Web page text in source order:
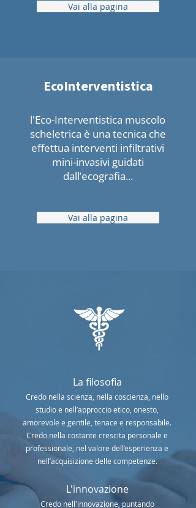
Vai alla pagina
EcoInterventistica
l'Eco-Interventistica muscolo
scheletrica è una tecnica che
effettua interventi infiltrativi
mini-invasivi guidati
dall’ecografia...
Vai alla pagina
La filosofia
Credo nella scienza, nella coscienza, nello
studio e nell’approccio etico, onesto,
amorevole e gentile, tenace e responsabile.
Credo nella costante crescita personale e
professionale, nel valore dell’esperienza e
nell’acquisizione delle competenze.
L'innovazione
Credo nell'innovazione, puntando